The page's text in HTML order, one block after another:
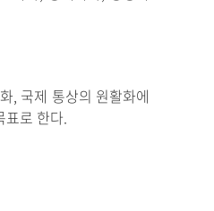
, 국제 통상의 원활화에
표로 한다.